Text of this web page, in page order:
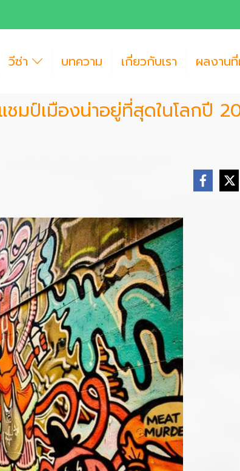
วีซ่า บทความ เกี่ยวกับเรา ผลงาน
ชมป์เมืองน่าอยู่ที่สุดในโลกปี